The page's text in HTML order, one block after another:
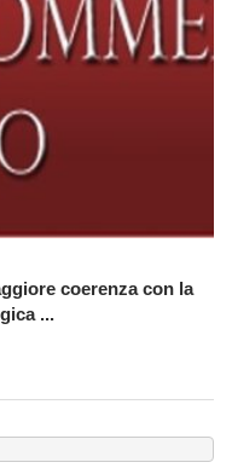
coerenza con la
...